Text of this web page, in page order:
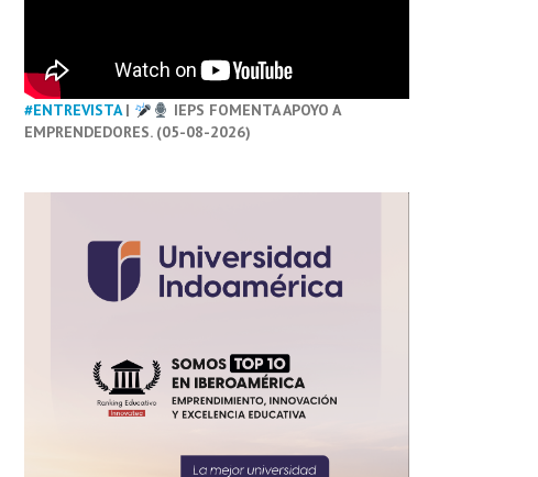
#ENTREVISTA|
IEPS FOMENTA APOYO A
EMPRENDEDORES. (05-08-2026)